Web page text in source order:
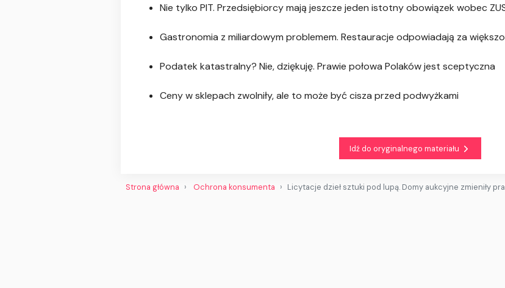
Nie tylko PIT. Przedsiębiorcy mają jeszcze jeden istotny obowiązek wobec
Gastronomia z miliardowym problemem. Restauracje odpowiadają za
Podatek katastralny? Nie, dziękuję. Prawie połowa Polaków jest sceptyczna
Ceny w sklepach zwolniły, ale to może być cisza przed podwyżkami
Idź do oryginalnego materiału
Strona główna Ochrona konsumenta Licytacje dzieł sztuki pod lupą. Domy aukcyjne zmieniły